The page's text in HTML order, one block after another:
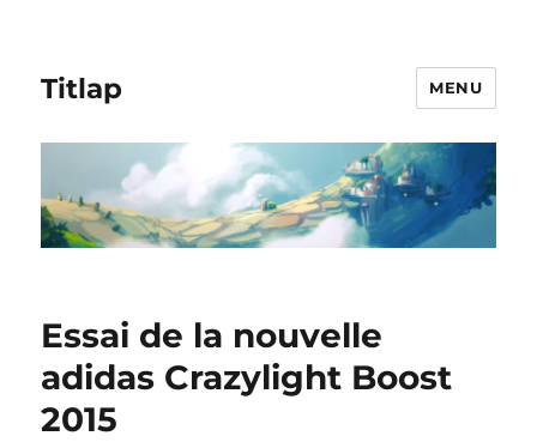
Titlap MENU
Essai de la nouvelle
adidas Crazylight Boost
2015